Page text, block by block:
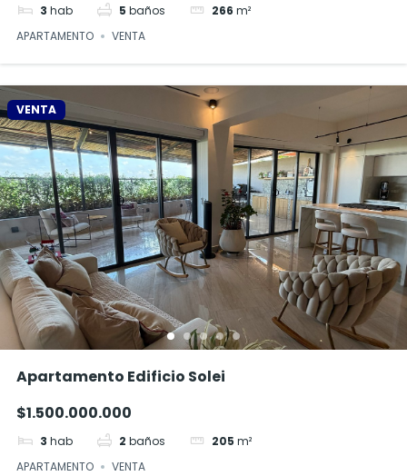
3 hab 5 baños 266 m²
APARTAMENTO
VENTA
VENTA
Apartamento Edificio Solei
$1.500.000.000
3 hab 2 baños 205 m²
APARTAMENTO
VENTA